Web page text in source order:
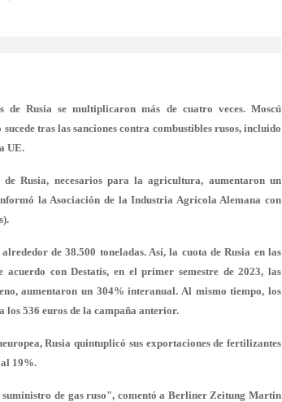
de Rusia se multiplicaron más de cuatro veces. Moscú
tras las sanciones contra combustibles rusos, incluido
UE.
de Rusia, necesarios para la agricultura, aumentaron un
la Asociación de la Industria Agrícola Alemana con
de 38.500 toneladas. Así, la cuota de Rusia en las
con Destatis, en el primer semestre de 2023, las
aumentaron un 304% interanual. Al mismo tiempo, los
los 536 euros de la campaña anterior.
Rusia quintuplicó sus exportaciones de fertilizantes
19%.
de gas ruso", comentó a Berliner Zeitung Martin